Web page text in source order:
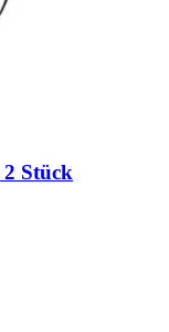
Stück